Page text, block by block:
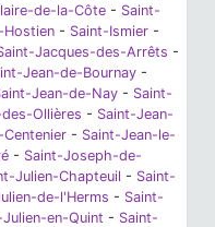
de-la-Côte - Saint-
Hostien - Saint-Ismier -
Jacques-des-Arrêts -
Jean-de-Bournay -
Jean-de-Nay - Saint-
Ollières - Saint-Jean-
- Saint-Jean-le-
- Saint-Joseph-de-
Julien-Chapteuil - Saint-
de-l'Herms - Saint-
Julien-en-Quint - Saint-